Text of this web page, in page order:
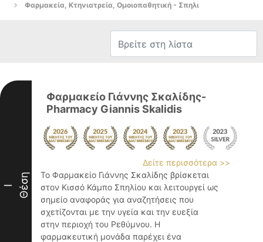
Φαρμακεία, Κτηνιατρεία, Ομοιοπαθητική - Σπηλι
I Θέση
Φαρμακείο Γιάννης Σκαλίδης-
Pharmacy Giannis Skalidis
Δείτε περισσότερα >>
Το Φαρμακείο Γιάννης Σκαλίδης βρίσκεται
στον Κισσό Κάμπο Σπηλίου και λειτουργεί ως
σημείο αναφοράς για αναζητήσεις που
σχετίζονται με την υγεία και την ευεξία
στην περιοχή του Ρεθύμνου. Η
φαρμακευτική μονάδα παρέχει ένα